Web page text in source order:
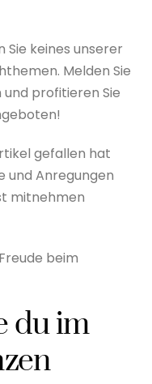
Sie keines unserer
Melden Sie
profitieren Sie
gefallen hat
und Anregungen
mitnehmen
beim
du im